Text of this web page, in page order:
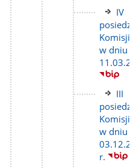
Link
do
IV
Komisji
w dniu
Link
do
III
Komisji
w dniu
r.